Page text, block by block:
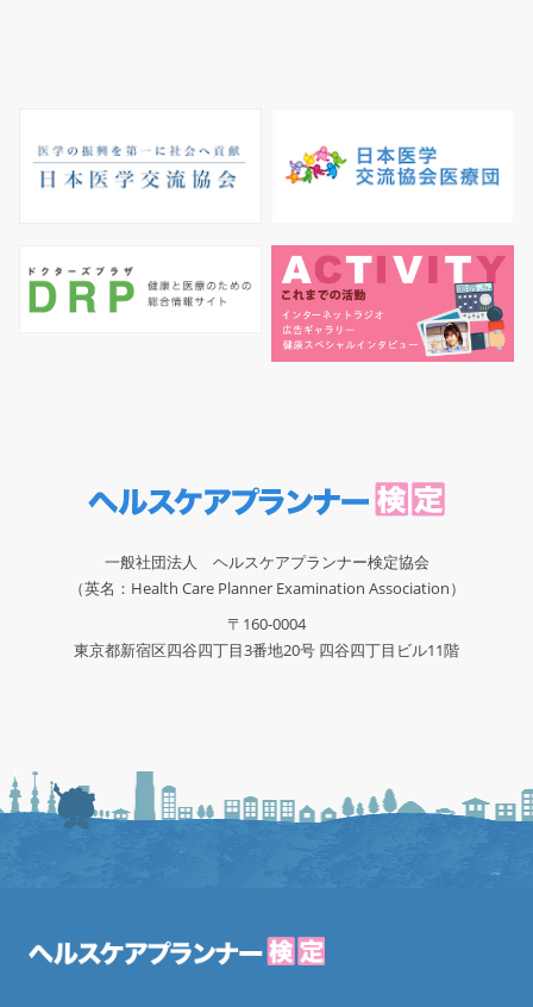
一般社団法人 ヘルスケアプランナー検定協会
（英名：Health Care Planner Examination Association）
〒160-0004
東京都新宿区四谷四丁目3番地20号 四谷四丁目ビル11階